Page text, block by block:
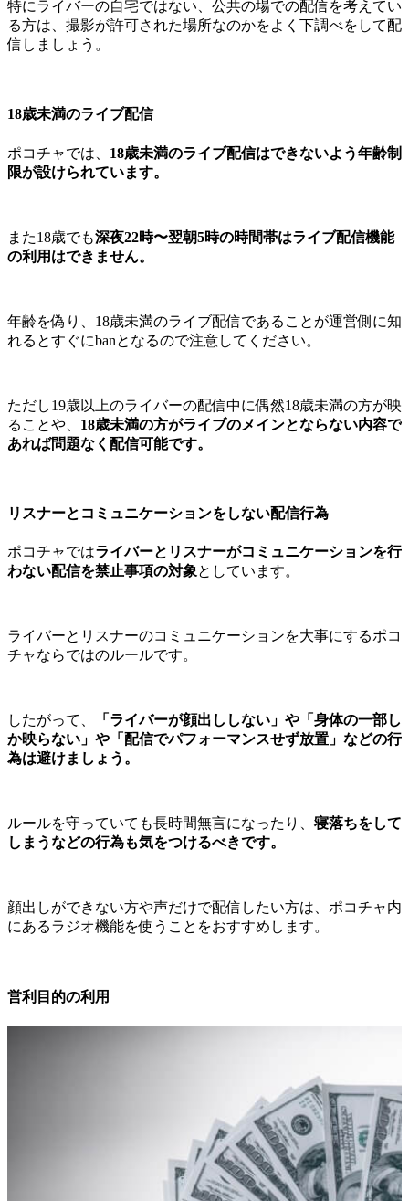
特にライバーの自宅ではない、公共の場での配信を考えてい
る方は、撮影が許可された場所なのかをよく下調べをして配
信しましょう。
18歳未満のライブ配信
ポコチャでは、 18歳未満のライブ配信はできないよう年齢制
限が設けられています。
また18歳でも深夜22時〜翌朝5時の時間帯はライブ配信機能
の利用はできません。
年齢を偽り、18歳未満のライブ配信であることが運営側に知
れるとすぐにbanとなるので注意してください。
ただし19歳以上のライバーの配信中に偶然18歳未満の方が映
ることや、 18歳未満の方がライブのメインとならない内容で
あれば問題なく配信可能です。
リスナーとコミュニケーションをしない配信行為
ポコチャではライバーとリスナーがコミュニケーションを行
わない配信を禁止事項の対象としています。
ライバーとリスナーのコミュニケーションを大事にするポコ
チャならではのルールです。
したがって、
「ライバーが顔出ししない」や「身体の一部し
か映らない」や「配信でパフォーマンスせず放置」などの行
為は避けましょう。
ルールを守っていても長時間無言になったり、 寝落ちをして
しまうなどの行為も気をつけるべきです。
顔出しができない方や声だけで配信したい方は、ポコチャ内
にあるラジオ機能を使うことをおすすめします。
営利目的の利用